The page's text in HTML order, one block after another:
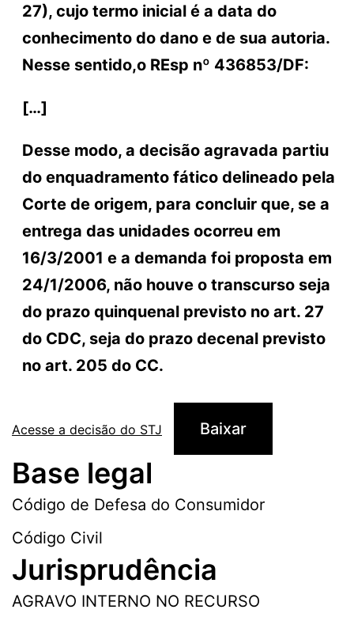
27), cujo termo inicial é a data do
conhecimento do dano e de sua autoria.
Nesse sentido,o REsp nº 436853/DF:
[…]
Desse modo, a decisão agravada partiu
do enquadramento fático delineado pela
Corte de origem, para concluir que, se a
entrega das unidades ocorreu em
16/3/2001 e a demanda foi proposta em
24/1/2006, não houve o transcurso seja
do prazo quinquenal previsto no art. 27
do CDC, seja do prazo decenal previsto
no art. 205 do CC.
Acesse a decisão do STJ Baixar
Base legal
Código de Defesa do Consumidor
Código Civil
Jurisprudência
AGRAVO INTERNO NO RECURSO